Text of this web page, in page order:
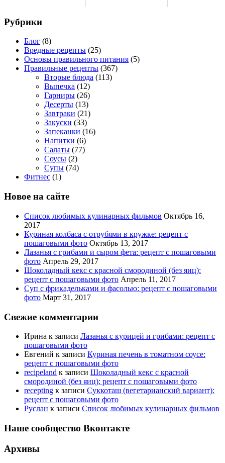
Рубрики
Блог (8)
Вредные рецепты (25)
Основы правильного питания (5)
Правильные рецепты (367)
Вторые блюда (113)
Выпечка (12)
Гарниры (26)
Десерты (13)
Завтраки (21)
Закуски (33)
Запеканки (16)
Напитки (6)
Салаты (77)
Соусы (2)
Супы (74)
Фитнес (1)
Новое на сайте
Список любимых кулинарных фильмов Октябрь 16,
2017
Куриная колбаса с отрубями в кружке: рецепт с
пошаговыми фото Октябрь 13, 2017
Лазанья с грибами и сыром фета: рецепт с пошаговыми
фото Апрель 29, 2017
Шоколадный кекс с красной смородиной (без яиц):
рецепт с пошаговыми фото Апрель 11, 2017
Суп с фрикадельками и фасолью: рецепт с пошаговыми
фото Март 31, 2017
Свежие комментарии
Ирина к записи Лазанья с курицей и грибами: рецепт с
пошаговыми фото
Евгений к записи Куриная печень в томатном соусе:
рецепт с пошаговыми фото
recipeland к записи Шоколадный кекс с красной
смородиной (без яиц): рецепт с пошаговыми фото
recepting к записи Суккоташ (вегетарианский вариант):
рецепт с пошаговыми фото
Руслан к записи Список любимых кулинарных фильмов
Наше сообщество Вконтакте
Архивы